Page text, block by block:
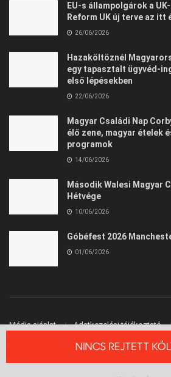
EU-s állampolgárok a
Reform UK új terve az itt
26/06/2026
Hazaköltöznél
egy tapasztalt ügyvéd-
első lépésekben
22/06/2026
Magyar Családi Nap
élő zene, magyar ételek
programok
14/06/2026
Második Walesi Magyar
Hétvége
10/06/2026
Góbéfest 2026
01/06/2026
Média ajánlat
Adatkezelési tájékoztató
© 2026 Angliai Kisokos™ - Angliai Magyarok